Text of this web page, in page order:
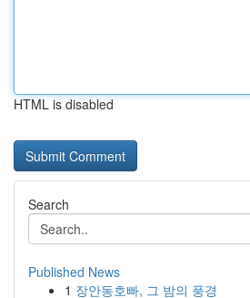
HTML is disabled
Search
Published News
1 장안동호빠, 그 밤의 풍경